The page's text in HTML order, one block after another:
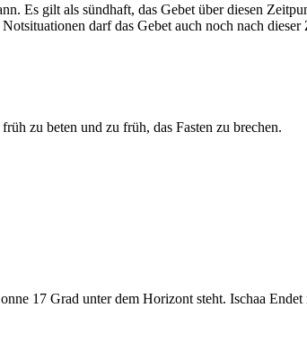
Es gilt als sündhaft, das Gebet über diesen
darf das Gebet auch noch nach
zu beten und zu früh, das Fasten zu brechen.
17 Grad unter dem Horizont steht. Ischaa Endet